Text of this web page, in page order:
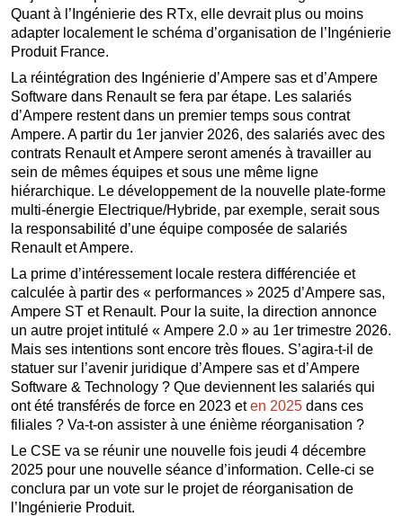
Quant à l’Ingénierie des RTx, elle devrait plus ou moins
adapter localement le schéma d’organisation de l’Ingénierie
Produit France.
La réintégration des Ingénierie d’Ampere sas et d’Ampere
Software dans Renault se fera par étape. Les salariés
d’Ampere restent dans un premier temps sous contrat
Ampere. A partir du 1er janvier 2026, des salariés avec des
contrats Renault et Ampere seront amenés à travailler au
sein de mêmes équipes et sous une même ligne
hiérarchique. Le développement de la nouvelle plate-forme
multi-énergie Electrique/Hybride, par exemple, serait sous
la responsabilité d’une équipe composée de salariés
Renault et Ampere.
La prime d’intéressement locale restera différenciée et
calculée à partir des « performances » 2025 d’Ampere sas,
Ampere ST et Renault. Pour la suite, la direction annonce
un autre projet intitulé « Ampere 2.0 » au 1er trimestre 2026.
Mais ses intentions sont encore très floues. S’agira-t-il de
statuer sur l’avenir juridique d’Ampere sas et d’Ampere
Software & Technology ? Que deviennent les salariés qui
ont été transférés de force en 2023 eten 2025dans ces
filiales ? Va-t-on assister à une énième réorganisation ?
Le CSE va se réunir une nouvelle fois jeudi 4 décembre
2025 pour une nouvelle séance d’information. Celle-ci se
conclura par un vote sur le projet de réorganisation de
l’Ingénierie Produit.